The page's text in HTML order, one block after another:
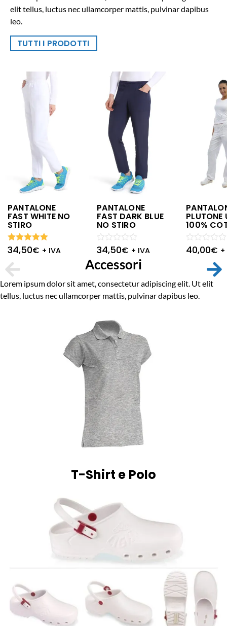
elit tellus, luctus nec ullamcorper mattis, pulvinar dapibus
leo.
TUTTI I PRODOTTI
PANTALONE
FAST WHITE NO
STIRO
34,50€ + IVA
Valutato
5.00 su 5
PANTALONE
FAST DARK BLUE
NO STIRO
34,50€ + IVA
Valutato
0
su
5
PLUTONE
100%
40,00€ +
Valutato
0
Accessori
Lorem ipsum dolor sit amet, consectetur adipiscing elit. Ut elit
tellus, luctus nec ullamcorper mattis, pulvinar dapibus leo.
T-Shirt e Polo